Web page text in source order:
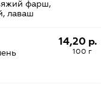
фарш,
лаваш
14,20 р.
100 г